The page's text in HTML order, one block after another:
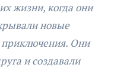
жизни, когда они
новые
Они
и создавали